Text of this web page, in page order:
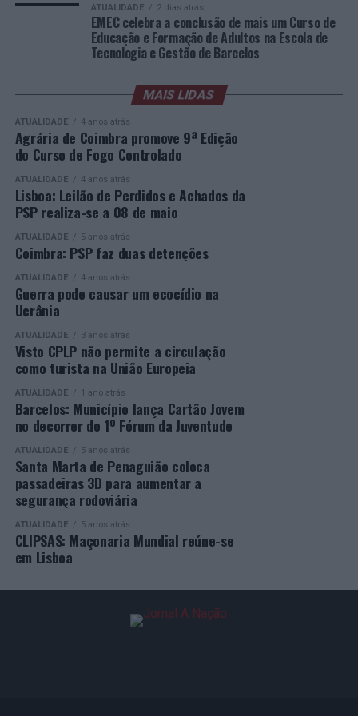
A edição de 2026 dos “Innovation in Politics Awards”
contará com a Conferência de Finalistas, assente num
formato de mesas-redondas e de troca de experiências
sociedade civil e empresas. Segue-se, à noite, a Gala de
Entrega dos Prémios, durante a qual serão anunciados
os vencedores de cada categoria, estando prevista a
presença de mais de 500 participantes.
Mais informações em:
https://awards.innovationinpolitics.eu/
permitindo criar oportunidades e construir um futuro
mais qualificado”.
A EMEC reafirma, assim, o seu compromisso com uma
respostas educativas capazes de dar uma segunda
oportunidade a quem pretende concluir o ensino
secundário e reforçar as suas competências pessoais e
profissionais.
Durante a cerimónia foi ainda reconhecido o trabalho
desenvolvido por toda a equipa de formadores e
para o sucesso desta edição do Curso EFA.
A Escola de Tecnologia e Gestão de Barcelos continua a
afirmar-se como uma referência na formação
profissional e na qualificação de adultos, contribuindo
para o desenvolvimento de competências, o aumento da
empregabilidade e a valorização do capital humano do
concelho e da região.
A Empresa Municipal de Educação e Cultura de Barcelos
felicita todos os diplomados por esta importante
conquista, desejando-lhes os maiores sucessos pessoais,
profissionais e académicos, convicta de que este diploma
representa o início de novas oportunidades e novos
desafios.
ATUALIDADE 2 dias atrás
EMEC celebra a conclusão de mais um Curso de
Educação e Formação de Adultos na Escola de
Tecnologia e Gestão de Barcelos
MAIS LIDAS
ATUALIDADE 4 anos atrás
Agrária de Coimbra promove 9ª Edição
do Curso de Fogo Controlado
ATUALIDADE 4 anos atrás
Lisboa: Leilão de Perdidos e Achados da
PSP realiza-se a 08 de maio
ATUALIDADE 5 anos atrás
Coimbra: PSP faz duas detenções
ATUALIDADE 4 anos atrás
Guerra pode causar um ecocídio na
Ucrânia
ATUALIDADE 3 anos atrás
Visto CPLP não permite a circulação
como turista na União Europeia
ATUALIDADE 1 ano atrás
Barcelos: Município lança Cartão Jovem
no decorrer do 1º Fórum da Juventude
ATUALIDADE 5 anos atrás
Santa Marta de Penaguião coloca
passadeiras 3D para aumentar a
segurança rodoviária
ATUALIDADE 5 anos atrás
CLIPSAS: Maçonaria Mundial reúne-se
em Lisboa